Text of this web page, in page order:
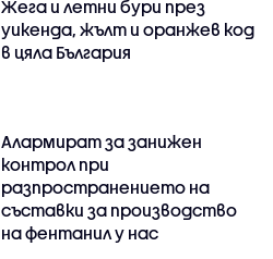
Жега и летни бури през
уикенда, жълт и оранжев код
в цяла България
Алармират за занижен
контрол при
разпространението на
съставки за производство
на фентанил у нас